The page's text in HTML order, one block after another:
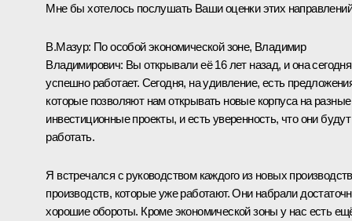
Мне бы хотелось послушать Ваши оценки этих
В.Мазур: По особой экономической зоне, Владимир
Владимирович: Вы открывали её 16 лет назад, и она сегодня
успешно работает. Сегодня, на удивление, есть
которые позволяют нам открывать новые корпуса на разные
инвестиционные проекты, и есть уверенность, что они будут
работать.
Я встречался с руководством каждого из новых
производств, которые уже работают. Они набрали
хорошие обороты. Кроме экономической зоны у нас есть